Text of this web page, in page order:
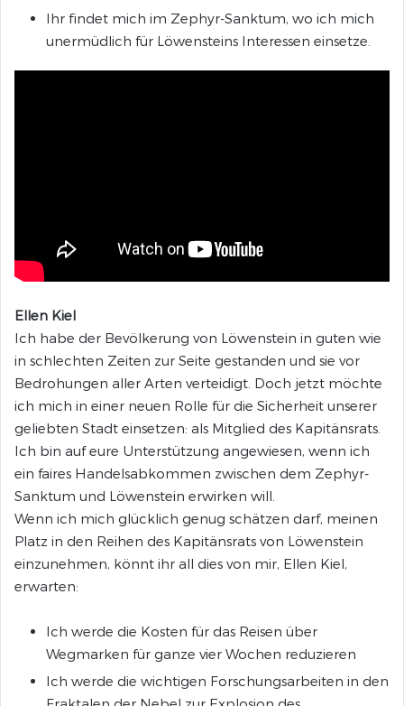
Ihr findet mich im Zephyr-Sanktum, wo ich mich
unermüdlich für Löwensteins Interessen einsetze.
Ellen Kiel
Ich habe der Bevölkerung von Löwenstein in guten wie
in schlechten Zeiten zur Seite gestanden und sie vor
Bedrohungen aller Arten verteidigt. Doch jetzt möchte
ich mich in einer neuen Rolle für die Sicherheit unserer
geliebten Stadt einsetzen: als Mitglied des Kapitänsrats.
Ich bin auf eure Unterstützung angewiesen, wenn ich
ein faires Handelsabkommen zwischen dem Zephyr-
Sanktum und Löwenstein erwirken will.
Wenn ich mich glücklich genug schätzen darf, meinen
Platz in den Reihen des Kapitänsrats von Löwenstein
einzunehmen, könnt ihr all dies von mir, Ellen Kiel,
erwarten:
Ich werde die Kosten für das Reisen über
Wegmarken für ganze vier Wochen reduzieren
Ich werde die wichtigen Forschungsarbeiten in den